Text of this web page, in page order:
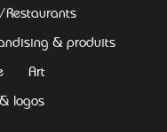
Restaurants
& produits
Art
logos